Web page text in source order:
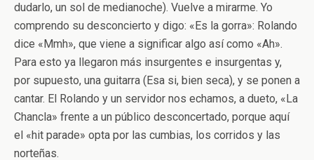
dudarlo, un sol de medianoche). Vuelve a mirarme. Yo
comprendo su desconcierto y digo: «Es la gorra»: Rolando
dice «Mmh», que viene a significar algo así como «Ah».
Para esto ya llegaron más insurgentes e insurgentas y,
por supuesto, una guitarra (Esa si, bien seca), y se ponen a
cantar. El Rolando y un servidor nos echamos, a dueto, «La
Chancla» frente a un público desconcertado, porque aquí
el «hit parade» opta por las cumbias, los corridos y las
norteñas.